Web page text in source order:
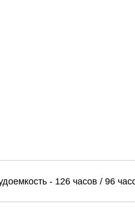
- 126 часов / 96